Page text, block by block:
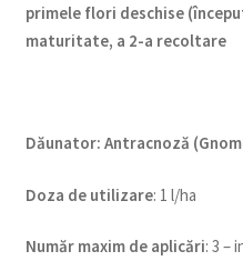
primele flori deschise
maturitate, a 2-a recoltare
Dăunator: Antracnoză
Doza de utilizare: 1 l/ha
Număr maxim de aplicări: 3 –